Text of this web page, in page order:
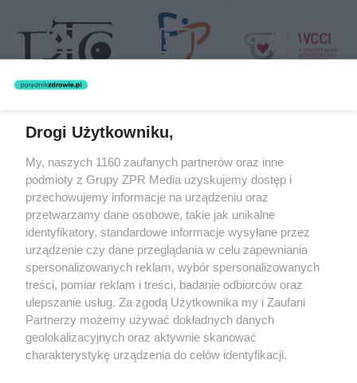
Żaden utwór zamieszczony w serwisie nie może być powielany i
rozpowszechniany lub dalej rozpowszechniany w jakikolwiek sposób
(w tym także elektroniczny lub mechaniczny) na jakimkolwiek polu
eksploatacji w jakiejkolwiek formie, włącznie z umieszczaniem w
Internecie bez pisemnej zgody właściciela praw. Jakiekolwiek użycie
lub wykorzystanie utworów w całości lub w części z naruszeniem
prawa, tzn. bez właściwej zgody, jest zabronione pod groźbą kary i
może być ścigane prawnie.
O nas
Drogi Użytkowniku,
My, naszych 1160 zaufanych partnerów oraz inne
podmioty z Grupy ZPR Media uzyskujemy dostęp i
przechowujemy informacje na urządzeniu oraz
przetwarzamy dane osobowe, takie jak unikalne
identyfikatory, standardowe informacje wysyłane przez
urządzenie czy dane przeglądania w celu zapewniania
spersonalizowanych reklam, wybór spersonalizowanych
treści, pomiar reklam i treści, badanie odbiorców oraz
ulepszanie usług. Za zgodą Użytkownika my i Zaufani
Partnerzy możemy używać dokładnych danych
geolokalizacyjnych oraz aktywnie skanować
charakterystykę urządzenia do celów identyfikacji.